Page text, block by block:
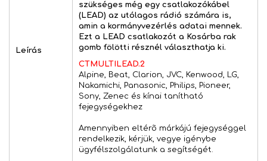
Leírás
szükséges még egy csatlakozókábel
(LEAD) az utólagos rádió számára is,
amin a kormányvezérlés adatai mennek.
Ezt a LEAD csatlakozót a Kosárba rak
gomb fölötti résznél választhatja ki.
CTMULTILEAD.2
Alpine, Beat, Clarion, JVC, Kenwood, LG,
Nakamichi, Panasonic, Philips, Pioneer,
Sony, Zenec és kínai tanítható
fejegységekhez
Amennyiben eltérõ márkájú fejegységgel
rendelkezik, kérjük, vegye igénybe
ügyfélszolgálatunk a segítségét.